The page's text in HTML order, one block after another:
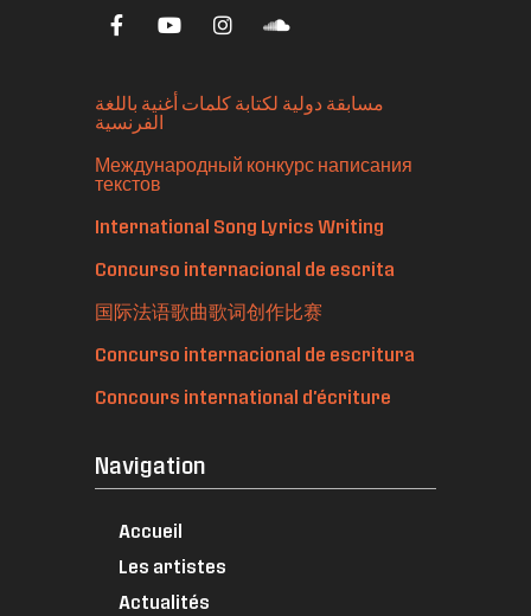
مسابقة دولية لكتابة كلمات أغنية باللغة
الفرنسية
Международный конкурс написания
текстов
International Song Lyrics Writing
Concurso internacional de escrita
国际法语歌曲歌词创作比赛
Concurso internacional de escritura
Concours international d'écriture
Navigation
Accueil
Les artistes
Actualités